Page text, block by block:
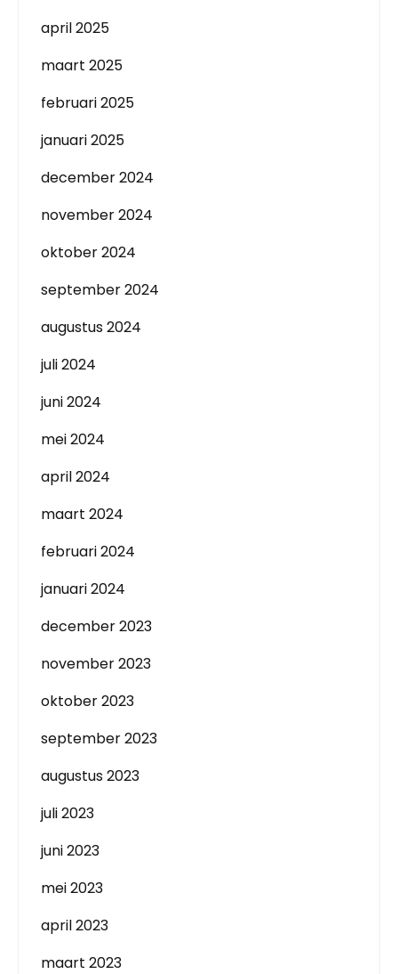
april 2025
maart 2025
februari 2025
januari 2025
december 2024
november 2024
oktober 2024
september 2024
augustus 2024
juli 2024
juni 2024
mei 2024
april 2024
maart 2024
februari 2024
januari 2024
december 2023
november 2023
oktober 2023
september 2023
augustus 2023
juli 2023
juni 2023
mei 2023
april 2023
maart 2023